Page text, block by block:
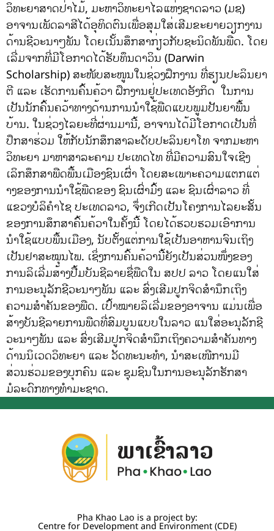
ວິທະຍາສາດປ່າໄມ້, ມະຫາວິທະຍາໄລແຫ່ງຊາດລາວ (ມຊ)
ອາຈານເພັດລາສີໄດ້ອຸທິດຕົນເພື່ອສຸມໃສ່ເສີມຂະຍາຍວຽກງານ
ດ້ານຊີວະນາໆພັນ ໂດຍເນັ້ນສຶກສາກ່ຽວກັບຊະນິດພັນພືດ. ໂດຍ
ເລີ່ມຈາກທີ່ມີໂອກາດໄດ້ຮັບທຶນດາວິນ (Darwin
Scholarship) ສະໜັບສະໜູນໃນຊ່ວງຝຶກງານ ທີ່ຮຽນປະລິນຍາ
ຕີ ແລະ ເຮັດການຄົ້ນຄ້ວາ ຝຶກງານຢູ່ປະເທດອັງກິດ ໃນການ
ເປັນນັກຄົ້ນຄວ້າທາງດ້ານການນໍາໃຊ້ພືດແບບພູມປັນຍາພື້ນ
ບ້ານ. ໃນຊ່ວງໄລຍະທີ່ຜ່ານມານີ້, ອາຈານໄດ້ມີໂອກາດເປັນທີ່
ປຶກສາຮ່ວມ ໃຫ້ກັບນັກສຶກສາລະດັບປະລິນຍາໂທ ຈາກມະຫາ
ວິທະຍາ ມາຫາສາລະຄາມ ປະເທດໄທ ທີ່ມີຄວາມສົນໃຈເຊີງ
ເລິກສຶກສາພືດພື້ນເມືອງຊົນເຜົ່າ ໂດຍສະເພາະຄວາມແຕກແຕ່
າງຂອງການນໍາໃຊ້ພືດຂອງ ຊົນເຜົ່າມົ້ງ ແລະ ຊົນເຜົ່າລາວ ທີ່
ແຂວງບໍລິຄໍາໄຊ ປະເທດລາວ, ຈຶ່ງເກີດເປັນໂຄງການໄລຍະສັ້ນ
ຂອງການສຶກສາຄົ້ນຄ້ວາໃນຄັ້ງນີ້ ໂດຍໄດ້ຮວບຮວມເອົາການ
ນຳໃຊ້ແບບພື້ນເມືອງ, ນັບຕັ້ງແຕ່ການໃຊ້ເປັນອາຫານຈົນເຖິງ
ເປັນຢາສະໝຸນໄພ. ເຊິ່ງການຄົ້ນຄ້ວານີ້ຍັງເປັນສ່ວນໜຶ່ງຂອງ
ການລິເລີ່ມສ້າງປື້ມບັນຊີລາຍຊື່ພືດໃນ ສປປ ລາວ ໂດຍແນໃສ່
ການອະນຸລັກຊີວະນາໆພັນ ແລະ ສົ່ງເສີມປູກຈິດສໍານຶກເຖິງ
ຄວາມສຳຄັນຂອງພືດ. ເປົ້າໝາຍລິເລີ່ມຂອງອາຈານ ແມ່ນເພື່ອ
ສ້າງບັນຊີລາຍການພືດທີ່ສົມບູນແບບໃນລາວ ແນໃສ່ອະນຸລັກຊີ
ວະນາໆພັນ ແລະ ສົ່ງເສີມປູກຈິດສຳນຶກເຖິງຄວາມສຳຄັນທາງ
ດ້ານນິເວດວິທະຍາ ແລະ ວັດທະນະທຳ, ນໍາສະເໜີການມີ
ສ່ວນຮ່ວມຂອງບຸກຄົນ ແລະ ຊຸມຊົນໃນການອະນຸລັກຮັກສາ
ມໍລະດົກທາງທຳມະຊາດ.
Pha Khao Lao is a project by:
Centre for Development and Environment (CDE)